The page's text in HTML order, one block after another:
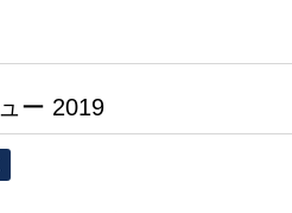
ー 2019